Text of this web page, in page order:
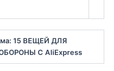
15 ВЕЩЕЙ ДЛЯ
С AliExpress